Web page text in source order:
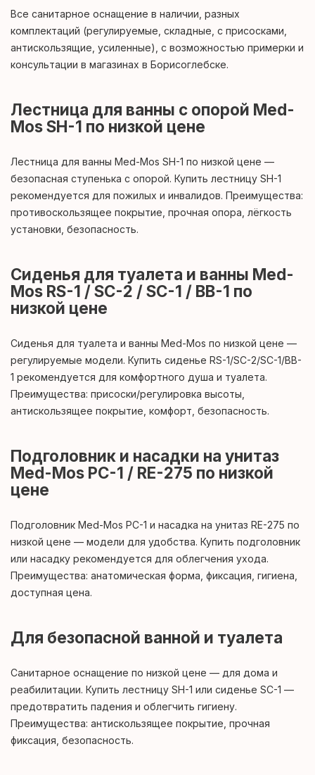
Все санитарное оснащение в наличии, разных
комплектаций (регулируемые, складные, с присосками,
антискользящие, усиленные), с возможностью примерки и
консультации в магазинах в Борисоглебске.
Лестница для ванны с опорой Med-
Mos SH-1 по низкой цене
Лестница для ванны Med-Mos SH-1 по низкой цене —
безопасная ступенька с опорой. Купить лестницу SH-1
рекомендуется для пожилых и инвалидов. Преимущества:
противоскользящее покрытие, прочная опора, лёгкость
установки, безопасность.
Сиденья для туалета и ванны Med-
Mos RS-1 / SC-2 / SC-1 / BB-1 по
низкой цене
Сиденья для туалета и ванны Med-Mos по низкой цене —
регулируемые модели. Купить сиденье RS-1/SC-2/SC-1/BB-
1 рекомендуется для комфортного душа и туалета.
Преимущества: присоски/регулировка высоты,
антискользящее покрытие, комфорт, безопасность.
Подголовник и насадки на унитаз
Med-Mos PC-1 / RЕ-275 по низкой
цене
Подголовник Med-Mos PC-1 и насадка на унитаз RЕ-275 по
низкой цене — модели для удобства. Купить подголовник
или насадку рекомендуется для облегчения ухода.
Преимущества: анатомическая форма, фиксация, гигиена,
доступная цена.
Для безопасной ванной и туалета
Санитарное оснащение по низкой цене — для дома и
реабилитации. Купить лестницу SH-1 или сиденье SC-1 —
предотвратить падения и облегчить гигиену.
Преимущества: антискользящее покрытие, прочная
фиксация, безопасность.